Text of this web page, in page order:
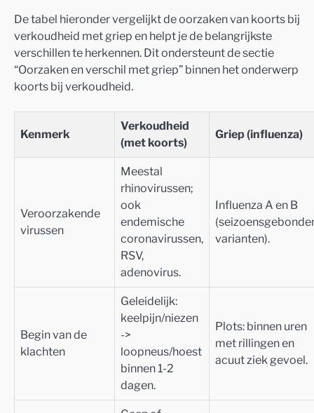
De tabel hieronder vergelijkt de oorzaken van koorts bij
verkoudheid met griep en helpt je de belangrijkste
verschillen te herkennen. Dit ondersteunt de sectie
“Oorzaken en verschil met griep” binnen het onderwerp
koorts bij verkoudheid.
Kenmerk
Verkoudheid
(met koorts)
Griep (influenza)
Veroorzakende
virussen
Meestal
rhinovirussen;
ook
endemische
coronavirussen,
RSV,
adenovirus.
Influenza A en B
varianten).
Begin van de
klachten
Geleidelijk:
keelpijn/niezen
->
loopneus/hoest
binnen 1-2
dagen.
Plots: binnen uren
met rillingen en
acuut ziek gevoel.